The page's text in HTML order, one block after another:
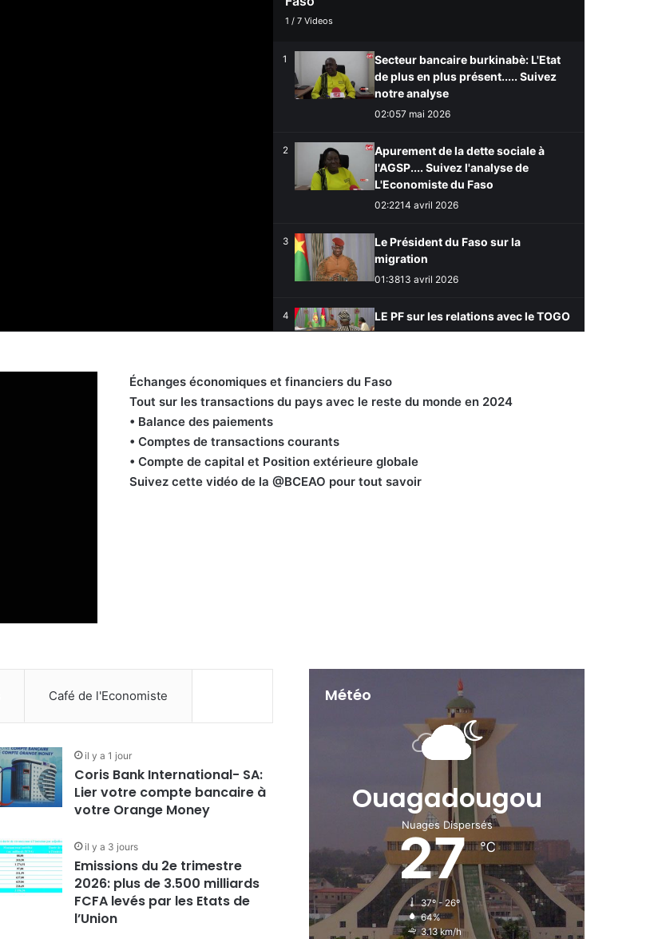
1 / 7Videos
1
Secteur bancaire burkinabè: L'Etat
de plus en plus présent..... Suivez
notre analyse
02:057 mai 2026
2
Apurement de la dette sociale à
l'AGSP.... Suivez l'analyse de
L'Economiste du Faso
02:2214 avril 2026
3
Le Président du Faso sur la
migration
01:3813 avril 2026
4 LE PF sur les relations avec le TOGO
5 COOPERATION AVEC LA RUSSIE
11:4913 avril 2026
6
PF FACE A LA PRESSE
DiplomatieAES
Échanges économiques et financiers du Faso
Tout sur les transactions du pays avec le reste du monde en 2024
• Balance des paiements
• Comptes de transactions courants
• Compte de capital et Position extérieure globale
Suivez cette vidéo de la @BCEAO pour tout savoir
Café de l'Economiste
il y a 1 jour
Coris Bank International- SA:
Lier votre compte bancaire à
votre Orange Money
il y a 3 jours
Emissions du 2e trimestre
2026: plus de 3.500 milliards
FCFA levés par les Etats de
l’Union
Météo
Ouagadougou
Nuages Dispersés
27℃
37º - 26º
64%
3.13 km/h